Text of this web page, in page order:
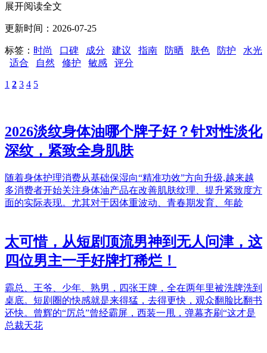
展开阅读全文
更新时间：2026-07-25
标签： 时尚 口碑 成分 建议 指南 防晒 肤色 防护
水光
适合
自然 修护 敏感 评分
1 2 3 4 5
2026淡纹身体油哪个牌子好？针对性淡化
深纹，紧致全身肌肤
随着身体护理消费从基础保湿向“精准功效”方向升级,越来越
多消费者开始关注身体油产品在改善肌肤纹理、提升紧致度方
面的实际表现。尤其对于因体重波动、青春期发育、年龄
太可惜，从短剧顶流男神到无人问津，这
四位男主一手好牌打稀烂！
霸总、王爷、少年、熟男，四张王牌，全在两年里被洗牌洗到
桌底。短剧圈的快感就是来得猛，去得更快，观众翻脸比翻书
还快。曾辉的“厉总”曾经霸屏，西装一甩，弹幕齐刷“这才是
总裁天花